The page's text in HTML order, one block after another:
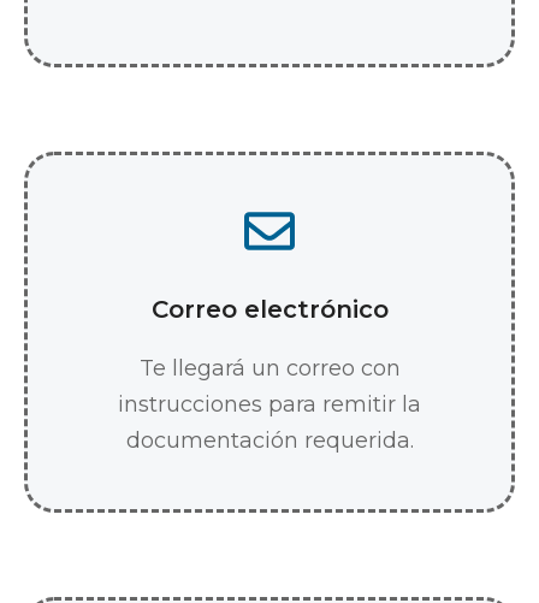
Correo electrónico
Te llegará un correo con
instrucciones para remitir la
documentación requerida.